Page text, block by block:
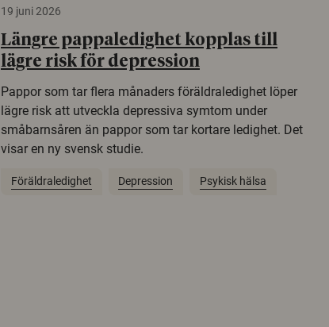
19 juni 2026
Längre pappaledighet kopplas till
lägre risk för depression
Pappor som tar flera månaders föräldraledighet löper
lägre risk att utveckla depressiva symtom under
småbarnsåren än pappor som tar kortare ledighet. Det
visar en ny svensk studie.
Föräldraledighet Depression Psykisk hälsa